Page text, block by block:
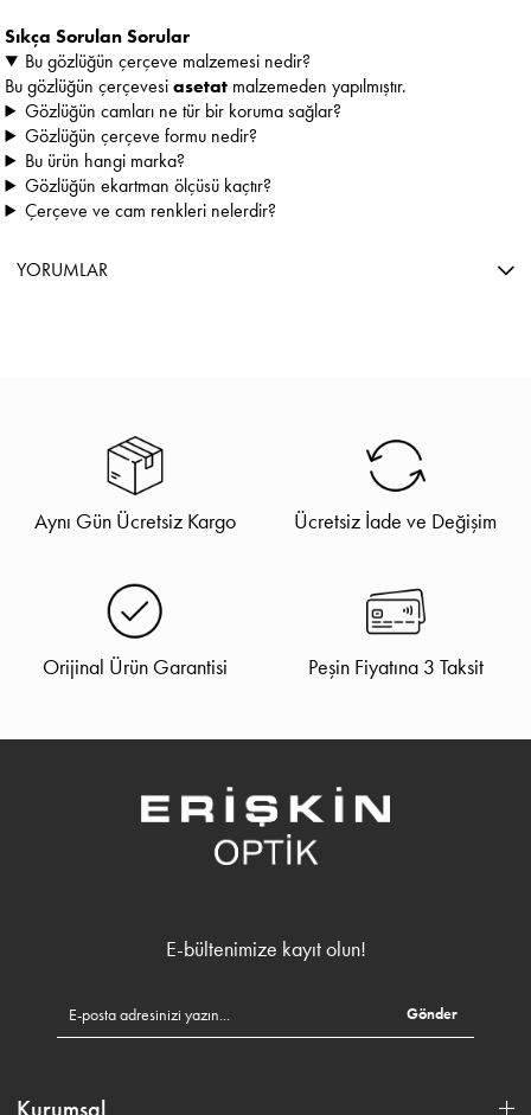
Sıkça Sorulan Sorular
Bu gözlüğün çerçeve malzemesi nedir?
Bu gözlüğün çerçevesiasetat malzemeden yapılmıştır.
Gözlüğün camları ne tür bir koruma sağlar?
Gözlüğün çerçeve formu nedir?
Bu ürün hangi marka?
Gözlüğün ekartman ölçüsü kaçtır?
Çerçeve ve cam renkleri nelerdir?
YORUMLAR
Aynı Gün Ücretsiz Kargo Ücretsiz İade ve Değişim
Orijinal Ürün Garantisi Peşin Fiyatına 3 Taksit
E-bültenimize kayıt olun!
Gönder